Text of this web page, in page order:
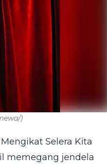
)
Selera Kita
memegang jendela